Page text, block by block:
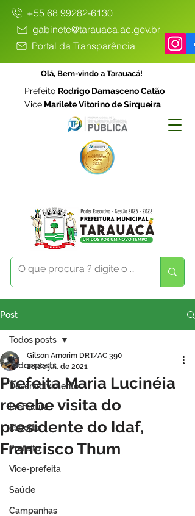
+55 68 99282-6130
gabinete@tarauaca.ac.gov.br
Portal da Transparência
Olá, Bem-vindo a Tarauacá!
Prefeito Rodrigo Damasceno Catão
Vice Marilete Vitorino de Sirqueira
Post
Todos posts
Desenvolvimento
Prefeitura
Esporte
Prefeito
Vice-prefeita
Saúde
Campanhas
Todos posts
Prefeita Maria Lucinéia
recebe visita do
presidente do Idaf,
Francisco Thum
Gilson Amorim DRT/AC 390
28 de jul. de 2021